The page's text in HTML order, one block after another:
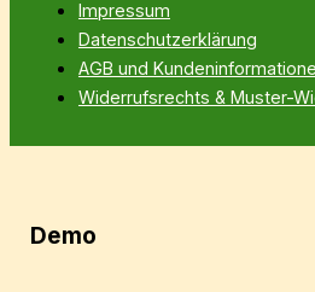
Impressum
Datenschutzerklärung
AGB und
Widerrufsrechts & Muster-
Demo